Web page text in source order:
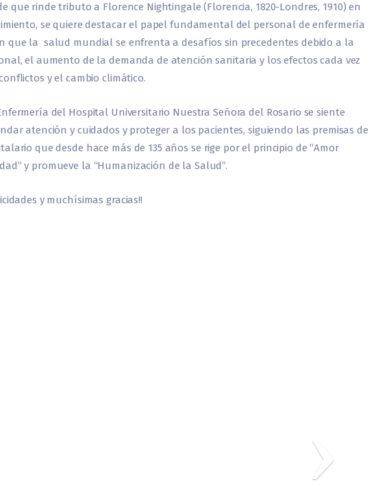
que rinde tributo a Florence Nightingale (Florencia, 1820-Londres, 1910) en
se quiere destacar el papel fundamental del personal de enfermería
que la salud mundial se enfrenta a desafíos sin precedentes debido a la
el aumento de la demanda de atención sanitaria y los efectos cada vez
y el cambio climático.
del Hospital Universitario Nuestra Señora del Rosario se siente
atención y cuidados y proteger a los pacientes, siguiendo las premisas de
que desde hace más de 135 años se rige por el principio de “Amor
y promueve la “Humanización de la Salud”.
y muchísimas gracias!!